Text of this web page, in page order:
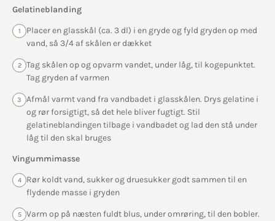
Gelatineblanding
1
Placer en glasskål (ca. 3 dl) i en gryde og fyld gryden op med
vand, så 3/4 af skålen er dækket
2
Tag skålen op og opvarm vandet, under låg, til kogepunktet.
Tag gryden af varmen
3
Afmål varmt vand fra vandbadet i glasskålen. Drys gelatine i
og rør forsigtigt, så det hele bliver fugtigt. Stil
gelatineblandingen tilbage i vandbadet og lad den stå under
låg til den skal bruges
Vingummimasse
4
Rør koldt vand, sukker og druesukker godt sammen til en
flydende masse i gryden
5
Varm op på næsten fuldt blus, under omrøring, til den bobler.